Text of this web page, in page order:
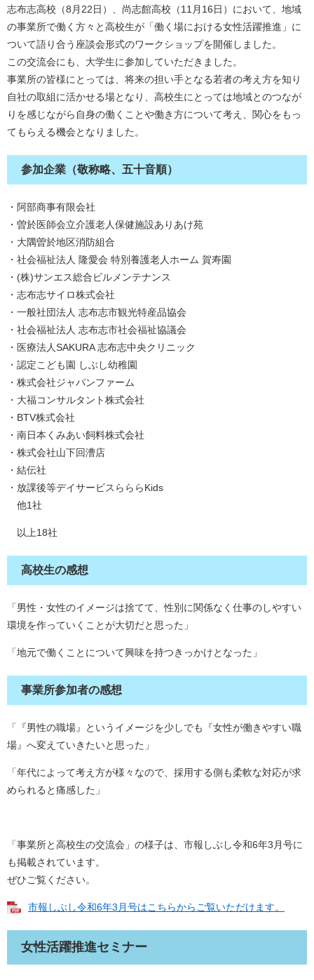
志布志高校（8月22日）、尚志館高校（11月16日）において、地域
の事業所で働く方々と高校生が「働く場における女性活躍推進」に
ついて語り合う座談会形式のワークショップを開催しました。
この交流会にも、大学生に参加していただきました。
事業所の皆様にとっては、将来の担い手となる若者の考え方を知り
自社の取組に活かせる場となり、高校生にとっては地域とのつなが
りを感じながら自身の働くことや働き方について考え、関心をもっ
てもらえる機会となりました。
参加企業（敬称略、五十音順）
・阿部商事有限会社
・曽於医師会立介護老人保健施設ありあけ苑
・大隅曽於地区消防組合
・社会福祉法人 隆愛会 特別養護老人ホーム 賀寿園
・(株)サンエス総合ビルメンテナンス
・志布志サイロ株式会社
・一般社団法人 志布志市観光特産品協会
・社会福祉法人 志布志市社会福祉協議会
・医療法人SAKURA 志布志中央クリニック
・認定こども園 しぶし幼稚園
・株式会社ジャパンファーム
・大福コンサルタント株式会社
・BTV株式会社
・南日本くみあい飼料株式会社
・株式会社山下回漕店
・結伝社
・放課後等デイサービスらららKids
他1社
以上18社
高校生の感想
「男性・女性のイメージは捨てて、性別に関係なく仕事のしやすい
環境を作っていくことが大切だと思った」
「地元で働くことについて興味を持つきっかけとなった」
事業所参加者の感想
「『男性の職場』というイメージを少しでも『女性が働きやすい職
場』へ変えていきたいと思った」
「年代によって考え方が様々なので、採用する側も柔軟な対応が求
められると痛感した」
「事業所と高校生の交流会」の様子は、市報しぶし令和6年3月号に
も掲載されています。
ぜひご覧ください。
市報しぶし令和6年3月号はこちらからご覧いただけます。
女性活躍推進セミナー